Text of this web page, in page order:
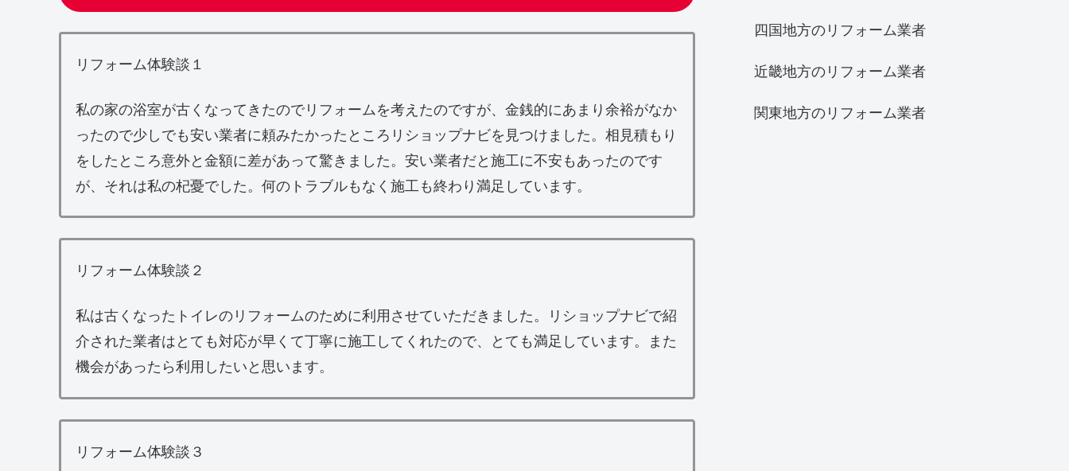
リフォーム体験談１
私の家の浴室が古くなってきたのでリフォームを考えたのですが、金銭的にあまり余裕がなか
ったので少しでも安い業者に頼みたかったところリショップナビを見つけました。相見積もり
をしたところ意外と金額に差があって驚きました。安い業者だと施工に不安もあったのです
が、それは私の杞憂でした。何のトラブルもなく施工も終わり満足しています。
リフォーム体験談２
私は古くなったトイレのリフォームのために利用させていただきました。リショップナビで紹
介された業者はとても対応が早くて丁寧に施工してくれたので、とても満足しています。また
機会があったら利用したいと思います。
リフォーム体験談３
四国地方のリフォーム業者
近畿地方のリフォーム業者
関東地方のリフォーム業者